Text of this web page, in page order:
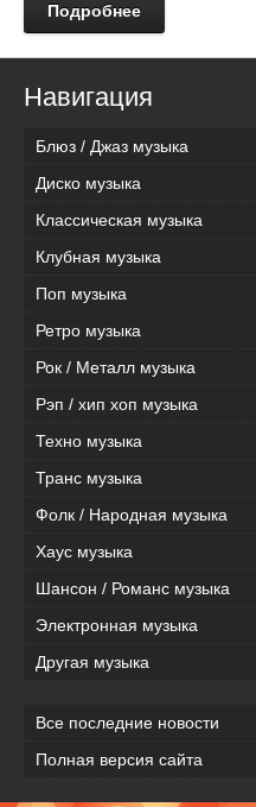
Подробнее
Навигация
Блюз / Джаз музыка
Диско музыка
Классическая музыка
Клубная музыка
Поп музыка
Ретро музыка
Рок / Металл музыка
Рэп / хип хоп музыка
Техно музыка
Транс музыка
Фолк / Народная музыка
Хаус музыка
Шансон / Романс музыка
Электронная музыка
Другая музыка
Все последние новости
Полная версия сайта